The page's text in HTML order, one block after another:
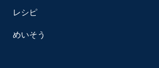
レシピ
めいそう